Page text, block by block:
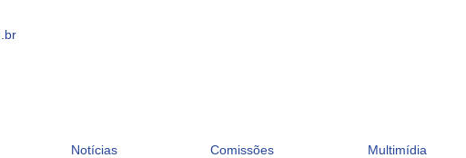
Notícias Comissões Multimídia